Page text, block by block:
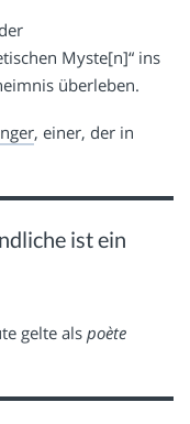
Myste[n]“ ins
überleben.
, einer, der in
ist ein
gelte als poète